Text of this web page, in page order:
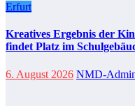
Erfurt
Kreatives Ergebnis der
findet Platz im
6. August 2026 NMD-